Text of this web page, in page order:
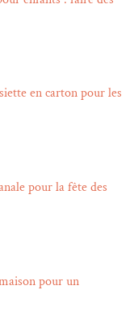
en carton pour les
pour la fête des
pour un